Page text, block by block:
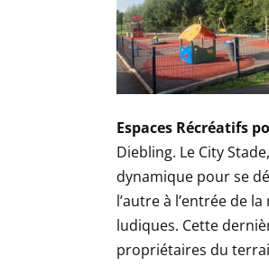
Espaces Récréatifs
Diebling. Le City
dynamique pour se
l’autre à l’entrée de
ludiques. Cette
propriétaires du